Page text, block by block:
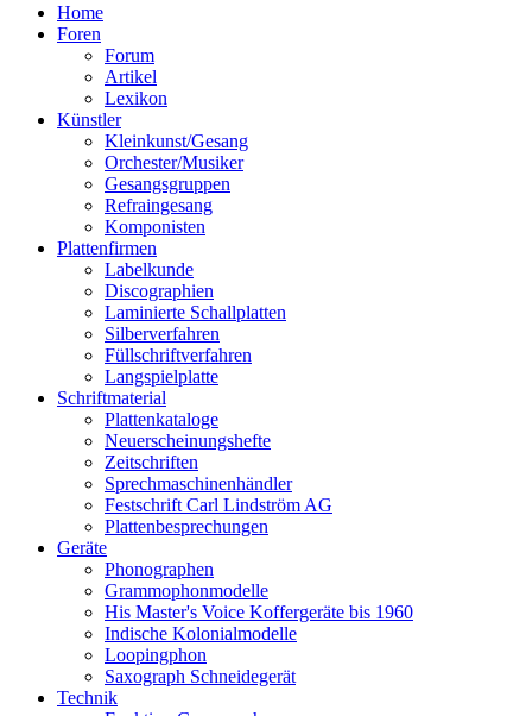
Home
Foren
Forum
Artikel
Lexikon
Künstler
Kleinkunst/Gesang
Orchester/Musiker
Gesangsgruppen
Refraingesang
Komponisten
Plattenfirmen
Labelkunde
Discographien
Laminierte Schallplatten
Silberverfahren
Füllschriftverfahren
Langspielplatte
Schriftmaterial
Plattenkataloge
Neuerscheinungshefte
Zeitschriften
Sprechmaschinenhändler
Festschrift Carl Lindström AG
Plattenbesprechungen
Geräte
Phonographen
Grammophonmodelle
His Master's Voice Koffergeräte bis 1960
Indische Kolonialmodelle
Loopingphon
Saxograph Schneidegerät
Technik